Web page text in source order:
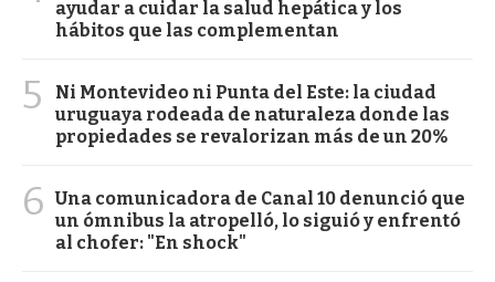
ayudar a cuidar la salud hepática y los
hábitos que las complementan
5
Ni Montevideo ni Punta del Este: la ciudad
uruguaya rodeada de naturaleza donde las
propiedades se revalorizan más de un 20%
6 Una comunicadora de Canal 10 denunció que
un ómnibus la atropelló, lo siguió y enfrentó
al chofer: "En shock"